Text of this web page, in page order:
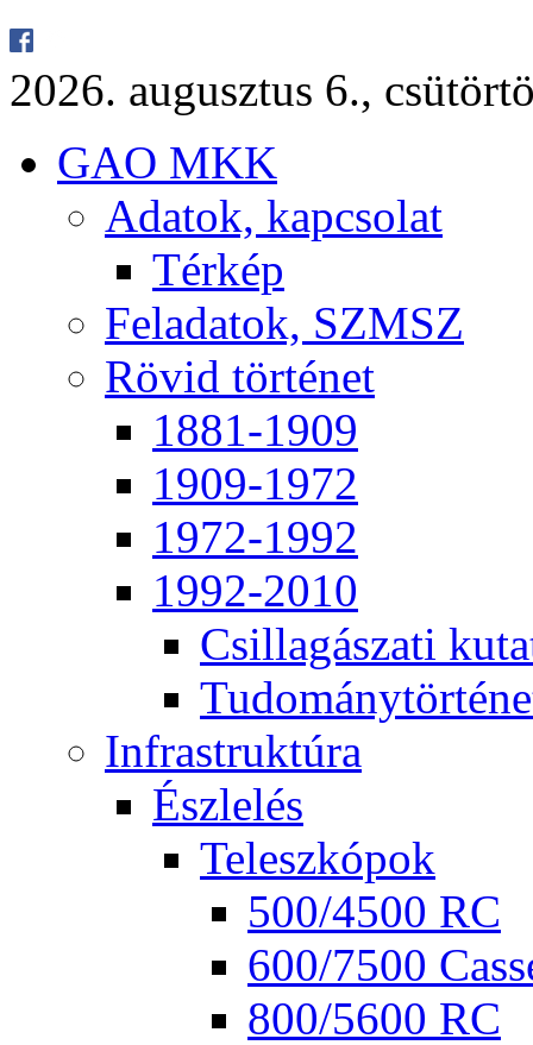
2026. au­gusz­tus 6.,
GAO MKK
Ada­tok, kap­cso­lat
Tér­kép
Fel­ada­tok, SZMSZ
Rö­vid tör­té­net
1881-1909
1909-1972
1972-1992
1992-2010
Csil­la­gá­sza­ti
Inf­ra­struk­tú­ra
Ész­le­lés
Te­lesz­kó­pok
500/4500 RC
600/7500
800/5600 RC